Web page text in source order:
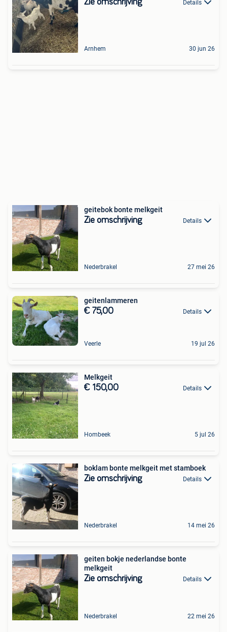
Zie omschrijving Details
Arnhem 30 jun 26
geitebok bonte melkgeit
Zie omschrijving Details
Nederbrakel 27 mei 26
geitenlammeren
€ 75,00 Details
Veerle 19 jul 26
Melkgeit
€ 150,00 Details
Hombeek 5 jul 26
boklam bonte melkgeit met stamboek
Zie omschrijving Details
Nederbrakel 14 mei 26
geiten bokje nederlandse bonte
melkgeit
Zie omschrijving Details
Nederbrakel 22 mei 26